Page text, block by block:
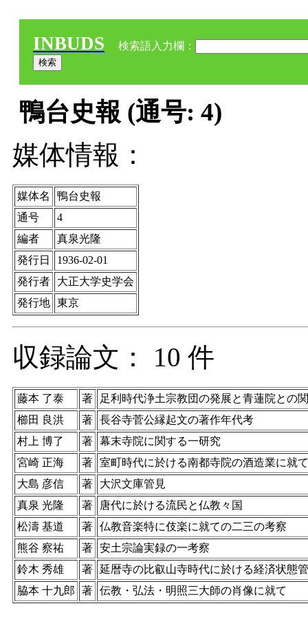
INBUDS 検索語入力欄：
鴨台史報 (通号: 4)
媒体情報：
媒体名
鴨台史報
通号
4
編者
真泉光隆
発行日
1936-02-01
発行者
大正大学史学会
発行地 東京
収録論文： 10 件
藤本 了泰 著
足利時代浄土宗教団の発展と青蓮院との
櫛田 良洪
著 長谷寺菅公縁起文の著作年代考
村上 博了
著 幕末寺院に関する一研究
宮崎 正海
著 室町時代に於ける南都寺院の酒造業に就て
大島 彦信
著
大沢文庫管見
真泉 光隆
著
唐代に於ける流民と仏教々国
松濤 基道
著 仏教音楽特に伎楽に就ての二三の考察
熊谷 察祐
著 安土宗論実録の一考察
鈴木 秀雄
著 延暦寺の比叡山寺時代に於ける経済状態
脇本 十九郎
著 伝教・弘法・明照三大師の肖像に就て